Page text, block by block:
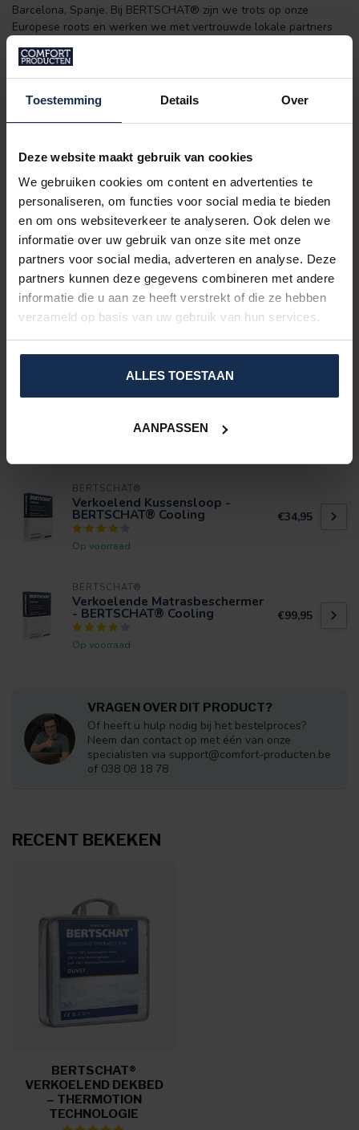
Toestemming Details Over
Deze website maakt gebruik van cookies
We gebruiken cookies om content en advertenties te
personaliseren, om functies voor social media te bieden
en om ons websiteverkeer te analyseren. Ook delen we
informatie over uw gebruik van onze site met onze
partners voor social media, adverteren en analyse. Deze
partners kunnen deze gegevens combineren met andere
informatie die u aan ze heeft verstrekt of die ze hebben
verzameld op basis van uw gebruik van hun services.
ALLES TOESTAAN
AANPASSEN
Barcelona, Spanje. Bij BERTSCHAT® zijn we trots op onze
Europese roots en werken we met vertrouwde lokale partners
en hoogwaardige Europese materialen.
140 x 200 cm
Kenmerken:
Helpthuidirritatiete voorkomen.
Materiaal:
100% katoen, vulling 100% polyester
Altijd de juiste temperatuur
Verbeterde, innovatieve warmteregulatie.
Machinewasbaar op 40 graden
Beter slapen,dieperslapen en beteruitgerustwakker
worden
Geproduceerd in Spanje
REVIEWS
GERELATEERDE PRODUCTEN
BERTSCHAT®
Verkoelend Kussensloop -
BERTSCHAT® Cooling
Op voorraad
€34,95
BERTSCHAT®
Verkoelende Matrasbeschermer
- BERTSCHAT® Cooling
Op voorraad
€99,95
VRAGEN OVER DIT PRODUCT?
Of heeft u hulp nodig bij het bestelproces?
Neem dan contact op met één van onze
specialisten via support@comfort-producten.be
of 038 08 18 78
RECENT BEKEKEN
BERTSCHAT®
VERKOELEND DEKBED
– THERMOTION
TECHNOLOGIE